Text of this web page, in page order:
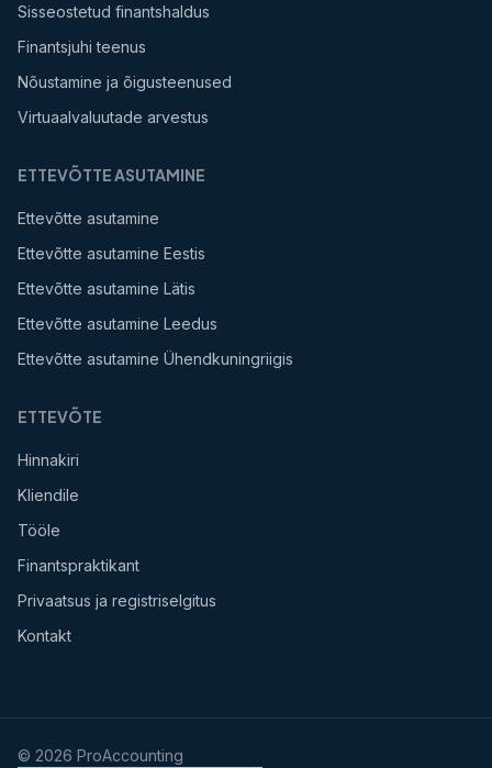
Sisseostetud finantshaldus
Finantsjuhi teenus
Nõustamine ja õigusteenused
Virtuaalvaluutade arvestus
ETTEVÕTTE ASUTAMINE
Ettevõtte asutamine
Ettevõtte asutamine Eestis
Ettevõtte asutamine Lätis
Ettevõtte asutamine Leedus
Ettevõtte asutamine Ühendkuningriigis
ETTEVÕTE
Hinnakiri
Kliendile
Tööle
Finantspraktikant
Privaatsus ja registriselgitus
Kontakt
© 2026 ProAccounting